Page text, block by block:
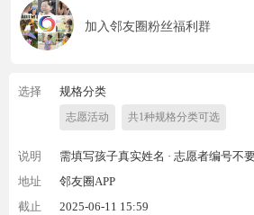
加入邻友圈粉丝福利群
选择 规格分类
志愿活动 共1种规格分类可选
说明 需填写孩子真实姓名 · 志愿者编号不
地址
邻友圈APP
截止
2025-06-11 15:59